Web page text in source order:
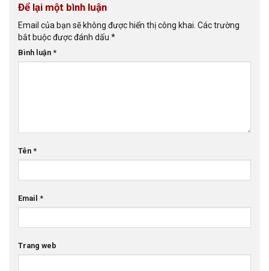
Để lại một bình luận
Email của bạn sẽ không được hiển thị công khai. Các trường
bắt buộc được đánh dấu *
Bình luận *
Tên *
Email *
Trang web